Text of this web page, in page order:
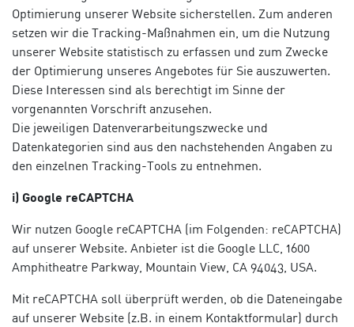
Optimierung unserer Website sicherstellen. Zum anderen
setzen wir die Tracking-Maßnahmen ein, um die Nutzung
unserer Website statistisch zu erfassen und zum Zwecke
der Optimierung unseres Angebotes für Sie auszuwerten.
Diese Interessen sind als berechtigt im Sinne der
vorgenannten Vorschrift anzusehen.
Die jeweiligen Datenverarbeitungszwecke und
Datenkategorien sind aus den nachstehenden Angaben zu
den einzelnen Tracking-Tools zu entnehmen.
i) Google reCAPTCHA
Wir nutzen Google reCAPTCHA (im Folgenden: reCAPTCHA)
auf unserer Website. Anbieter ist die Google LLC, 1600
Amphitheatre Parkway, Mountain View, CA 94043, USA.
Mit reCAPTCHA soll überprüft werden, ob die Dateneingabe
auf unserer Website (z.B. in einem Kontaktformular) durch